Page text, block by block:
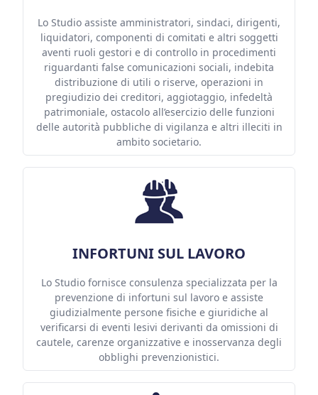
Lo Studio assiste amministratori, sindaci, dirigenti,
liquidatori, componenti di comitati e altri soggetti
aventi ruoli gestori e di controllo in procedimenti
riguardanti false comunicazioni sociali, indebita
distribuzione di utili o riserve, operazioni in
pregiudizio dei creditori, aggiotaggio, infedeltà
patrimoniale, ostacolo all’esercizio delle funzioni
delle autorità pubbliche di vigilanza e altri illeciti in
ambito societario.
INFORTUNI SUL LAVORO
Lo Studio fornisce consulenza specializzata per la
prevenzione di infortuni sul lavoro e assiste
giudizialmente persone fisiche e giuridiche al
verificarsi di eventi lesivi derivanti da omissioni di
cautele, carenze organizzative e inosservanza degli
obblighi prevenzionistici.